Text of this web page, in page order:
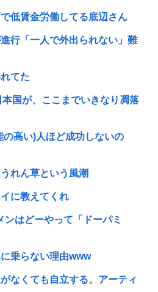
低賃金労働してる底辺さん
行「一人で外出られない」難
てた
国が、ここまでいきなり凋落
の高い)人ほど成功しないの
れん草という風潮
に教えてくれ
はどーやって「ドーパミ
乗らない理由www
なくても自立する。アーティ